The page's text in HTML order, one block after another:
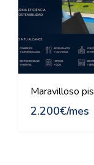
Maravilloso
2.200€/mes